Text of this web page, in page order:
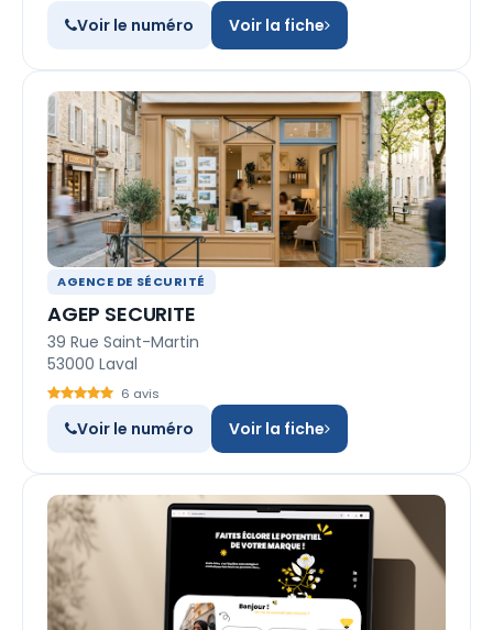
Voir le numéro Voir la fiche
AGENCE DE SÉCURITÉ
AGEP SECURITE
39 Rue Saint-Martin
53000 Laval
6 avis
Voir le numéro Voir la fiche